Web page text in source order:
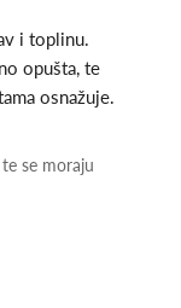
i toplinu.
opušta, te
osnažuje.
se moraju